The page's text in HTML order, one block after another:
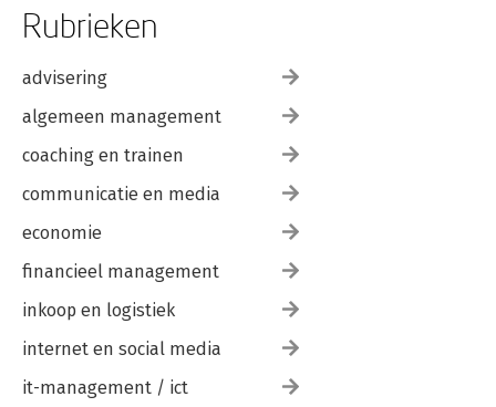
Rubrieken
advisering
algemeen management
coaching en trainen
communicatie en media
economie
financieel management
inkoop en logistiek
internet en social media
it-management / ict